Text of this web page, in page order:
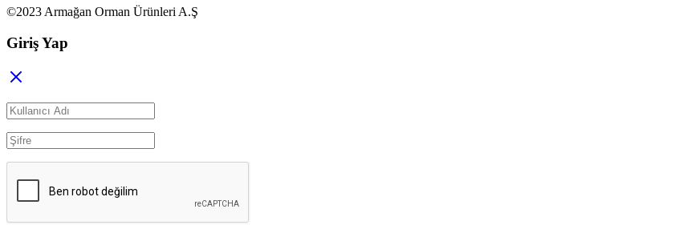
©2023 Armağan Orman Ürünleri A.Ş
Giriş Yap